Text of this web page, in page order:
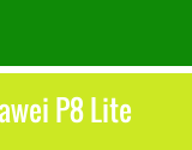
P8 Lite